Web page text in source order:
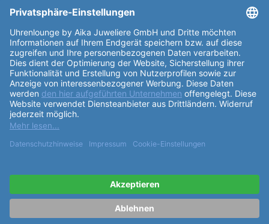
im Uhrwerk und einer Gangreserve von bis zu 80
Stunden bietet die Hamilton Jazzmaster Open Heart
Auto eine präzise Zeitmessung und eine zuverlässige
Leistung. Das Automatikwerk ETA C07.611 mit dem
KaliberH-10 schlägt mit 28800 Halbschwingungen
pro Stunde und einer Höhevon 4.6mm. Das
dunkelgrüneZifferblattmit Farbverlauf und
applizierten Indexen verleiht der Uhr eine edle Note.
DasArmband
Tragekomfort. Mit
Funktionenwie der
nicht nur ein stilvolles Accessoire, sondern auch ein
praktischer Begleiter im Alltag. Insgesamt ist die
Hamilton Jazzmaster Open Heart Auto 42mm